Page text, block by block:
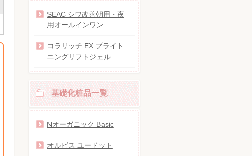
SEAC シワ改善朝用・夜
用オールインワン
コラリッチ EX ブライト
ニングリフトジェル
基礎化粧品一覧
Nオーガニック Basic
オルビス ユードット